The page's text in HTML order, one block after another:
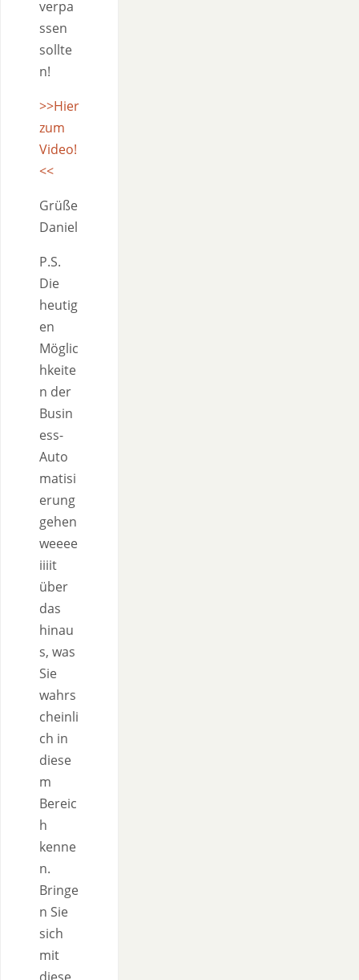
verpa
ssen
sollte
n!
>>Hier
zum
Video!
<<
Grüße
Daniel
P.S.
Die
heutig
en
Möglic
hkeite
n der
Busin
ess-
Auto
matisi
erung
gehen
weeee
iiiit
über
das
hinau
s, was
Sie
wahrs
cheinli
ch in
diese
m
Bereic
h
kenne
n.
Bringe
n Sie
sich
mit